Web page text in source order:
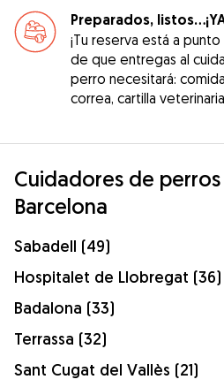
Preparados,
¡Tu reserva está a
de que entregas al
perro necesitará:
correa, cartilla
Cuidadores de
Barcelona
Sabadell (49)
Hospitalet de Llobregat (36)
Badalona (33)
Terrassa (32)
Sant Cugat del Vallès (21)